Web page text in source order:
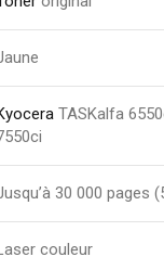
TASKalfa
30 000 pages
couleur